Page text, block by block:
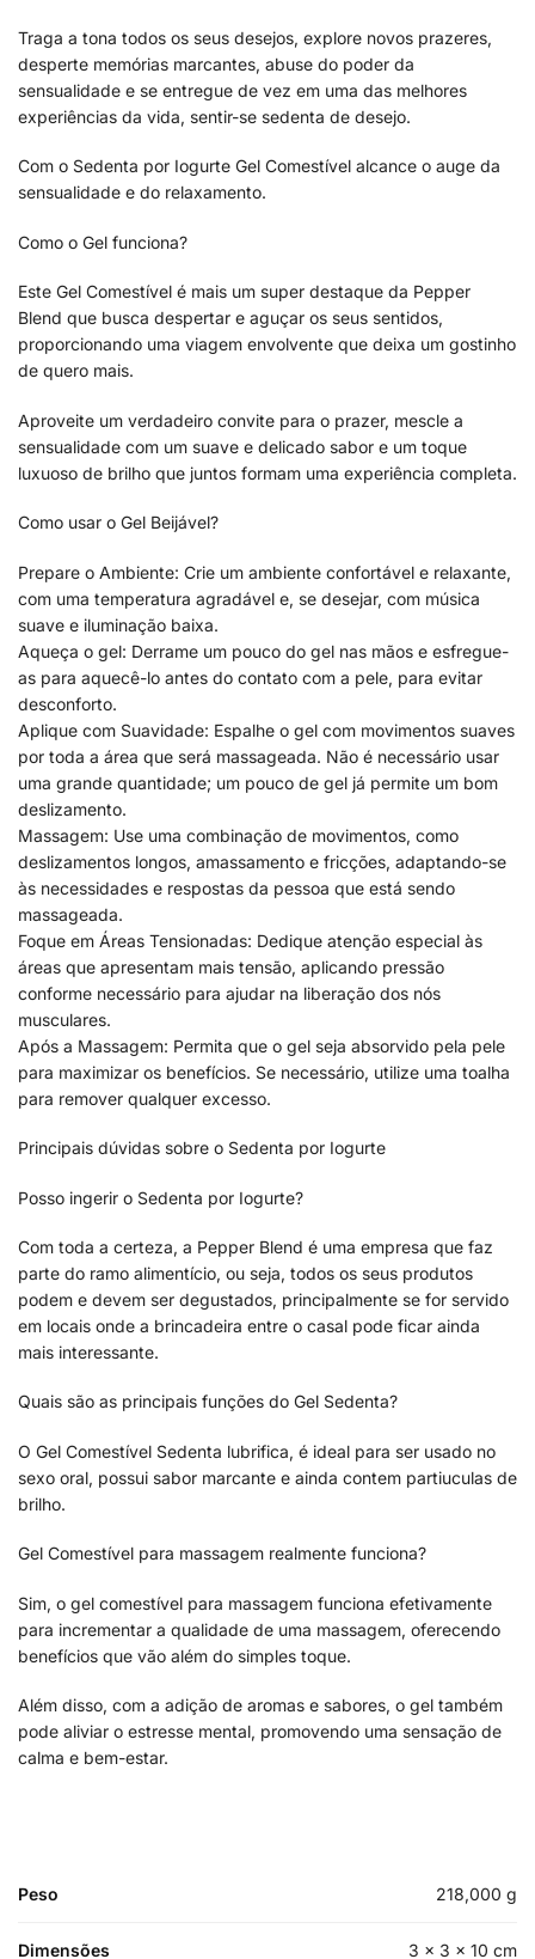
Traga a tona todos os seus desejos, explore novos prazeres,
desperte memórias marcantes, abuse do poder da
sensualidade e se entregue de vez em uma das melhores
experiências da vida, sentir-se sedenta de desejo.
Com o Sedenta por Iogurte Gel Comestível alcance o auge da
sensualidade e do relaxamento.
Como o Gel funciona?
Este Gel Comestível é mais um super destaque da Pepper
Blend que busca despertar e aguçar os seus sentidos,
proporcionando uma viagem envolvente que deixa um gostinho
de quero mais.
Aproveite um verdadeiro convite para o prazer, mescle a
sensualidade com um suave e delicado sabor e um toque
luxuoso de brilho que juntos formam uma experiência completa.
Como usar o Gel Beijável?
Prepare o Ambiente: Crie um ambiente confortável e relaxante,
com uma temperatura agradável e, se desejar, com música
suave e iluminação baixa.
Aqueça o gel: Derrame um pouco do gel nas mãos e esfregue-
as para aquecê-lo antes do contato com a pele, para evitar
desconforto.
Aplique com Suavidade: Espalhe o gel com movimentos suaves
por toda a área que será massageada. Não é necessário usar
uma grande quantidade; um pouco de gel já permite um bom
deslizamento.
Massagem: Use uma combinação de movimentos, como
deslizamentos longos, amassamento e fricções, adaptando-se
às necessidades e respostas da pessoa que está sendo
massageada.
Foque em Áreas Tensionadas: Dedique atenção especial às
áreas que apresentam mais tensão, aplicando pressão
conforme necessário para ajudar na liberação dos nós
musculares.
Após a Massagem: Permita que o gel seja absorvido pela pele
para maximizar os benefícios. Se necessário, utilize uma toalha
para remover qualquer excesso.
Principais dúvidas sobre o Sedenta por Iogurte
Posso ingerir o Sedenta por Iogurte?
Com toda a certeza, a Pepper Blend é uma empresa que faz
parte do ramo alimentício, ou seja, todos os seus produtos
podem e devem ser degustados, principalmente se for servido
em locais onde a brincadeira entre o casal pode ficar ainda
mais interessante.
Quais são as principais funções do Gel Sedenta?
O Gel Comestível Sedenta lubrifica, é ideal para ser usado no
sexo oral, possui sabor marcante e ainda contem partiuculas de
brilho.
Gel Comestível para massagem realmente funciona?
Sim, o gel comestível para massagem funciona efetivamente
para incrementar a qualidade de uma massagem, oferecendo
benefícios que vão além do simples toque.
Além disso, com a adição de aromas e sabores, o gel também
pode aliviar o estresse mental, promovendo uma sensação de
calma e bem-estar.
Peso 218,000 g
Dimensões 3 × 3 × 10 cm